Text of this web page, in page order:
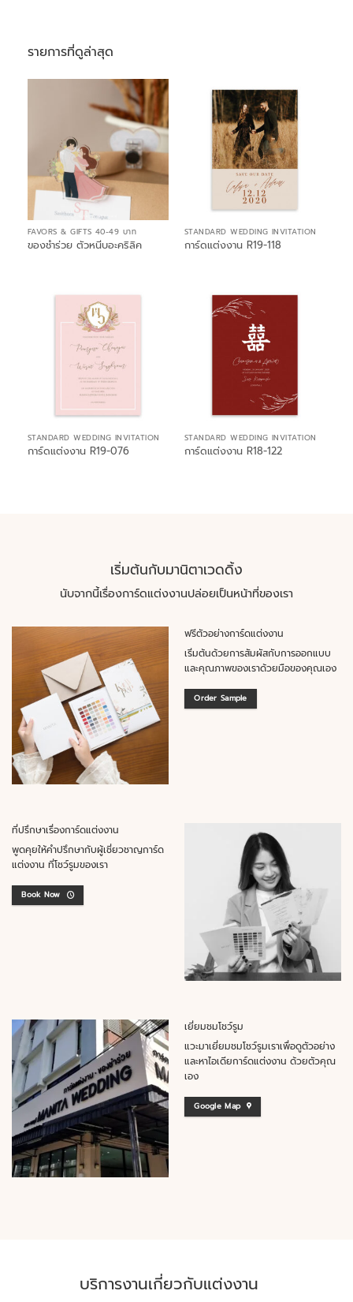
รายการที่ดูล่าสุด
FAVORS & GIFTS 40-49 บาท
ของชำร่วย ตัวหนีบอะคริลิค
STANDARD WEDDING INVITATION
การ์ดแต่งงาน R19-118
STANDARD WEDDING INVITATION
การ์ดแต่งงาน R19-076
STANDARD WEDDING INVITATION
การ์ดแต่งงาน R18-122
เริ่มต้นกับมานิตาเวดดิ้ง
นับจากนี้เรื่องการ์ดแต่งงานปล่อยเป็นหน้าที่ของเรา
ฟรีตัวอย่างการ์ดแต่งงาน
เริ่มต้นด้วยการสัมผัสกับการออกแบบ
และคุณภาพของเราด้วยมือของคุณเอง
Order Sample
ที่ปรึกษาเรื่องการ์ดแต่งงาน
พูดคุยให้คำปรึกษากับผู้เชี่ยวชาญการ์ด
แต่งงาน ที่โชว์รูมของเรา
Book Now
เยี่ยมชมโชว์รูม
แวะมาเยี่ยมชมโชว์รูมเราเพื่อดูตัวอย่าง
และหาไอเดียการ์ดแต่งงาน ด้วยตัวคุณ
เอง
Google Map
บริการงานเกี่ยวกับแต่งงาน